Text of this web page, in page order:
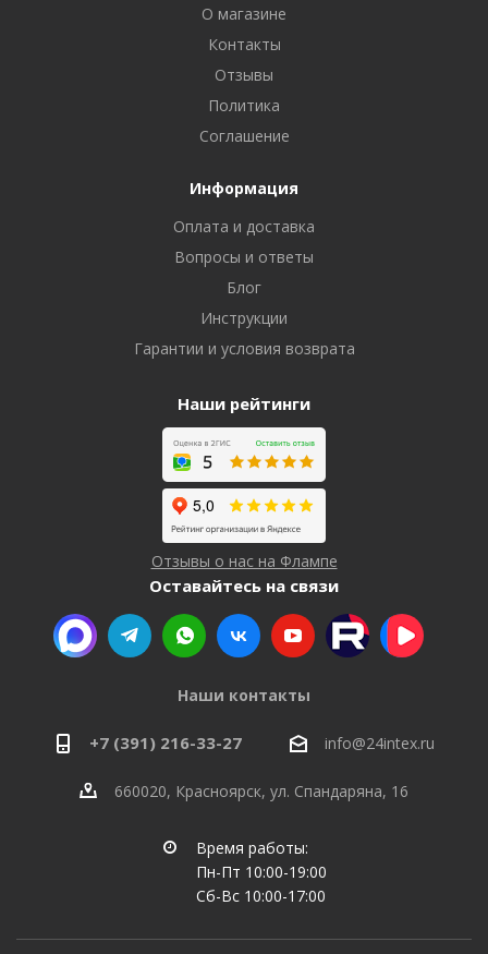
О магазине
Контакты
Отзывы
Политика
Соглашение
Информация
Оплата и доставка
Вопросы и ответы
Блог
Инструкции
Гарантии и условия возврата
Наши рейтинги
Отзывы о нас на Флампе
Оставайтесь на связи
Наши контакты
+7 (391) 216-33-27 info@24intex.ru
660020, Красноярск, ул. Спандаряна, 16
Время работы:
Пн-Пт 10:00-19:00
Сб-Вс 10:00-17:00